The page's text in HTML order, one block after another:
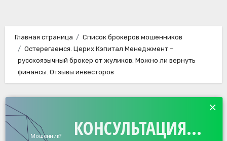
Главная страница
Список брокеров мошенников
Остерегаемся. Церих Кэпитал Менеджмент –
русскоязычный брокер от жуликов. Можно ли вернуть
финансы. Отзывы инвесторов
КОНСУЛЬТАЦИЯ...
Мошенник?
×